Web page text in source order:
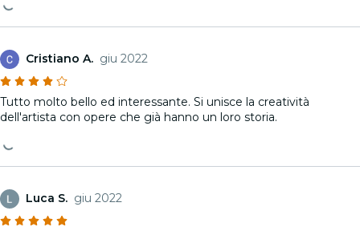
Cristiano A. giu 2022
Tutto molto bello ed interessante. Si unisce la creatività
dell'artista con opere che già hanno un loro storia.
Luca S. giu 2022